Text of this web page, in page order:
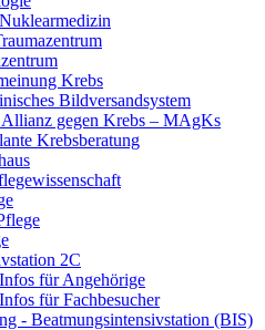
Krebs
Bildversandsystem
Allianz gegen Krebs – MAgKs
Krebsberatung
2C
Infos für Angehörige
Infos für Fachbesucher
- Beatmungsintensivstation (BIS)